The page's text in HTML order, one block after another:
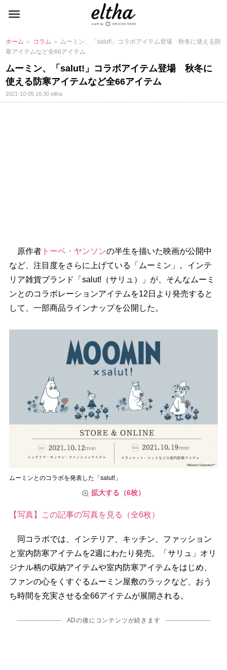
ホーム ＞ コラム ＞ ムーミン、「salut!」コラボアイテム登場 秋冬に使える防
寒アイテムなど全66アイテム
ムーミン、「salut!」コラボアイテム登場 秋冬に
使える防寒アイテムなど全66アイテム
2021-10-05 16:30eltha
原作者トーベ・ヤンソンの半生を描いた映画が公開中
など、注目度をさらに上げている「ムーミン」。インテ
リア雑貨ブランド「salut!（サリュ）」が、そんなムーミ
ンとのコラボレーションアイテムを12日より発売すると
して、一部商品ラインナップを公開した。
ムーミンとのコラボを発表した「salut!」
拡大する（6枚）
【写真】この記事の写真を見る（全6枚）
同コラボでは、インテリア、キッチン、ファッション
と室内防寒アイテムを2週にわたり発売。「サリュ」オリ
ジナル柄の収納アイテムや室内防寒アイテムをはじめ、
ファンの心をくすぐるムーミン屋敷のラックなど、おう
ち時間を充実させる全66アイテムが展開される。
ADの後にコンテンツが続きます